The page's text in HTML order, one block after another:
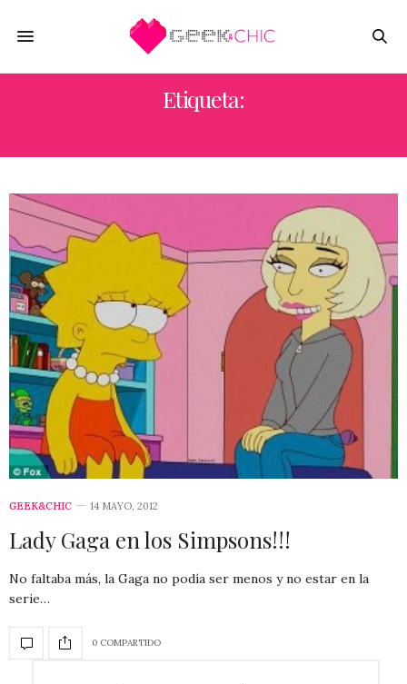
Etiqueta:
GEEK&CHIC 14 MAYO, 2012
Lady Gaga en los Simpsons!!!
No faltaba más, la Gaga no podía ser menos y no estar en la
serie…
0 COMPARTIDO